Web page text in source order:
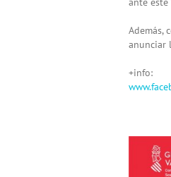
Además,
anunciar
+info: